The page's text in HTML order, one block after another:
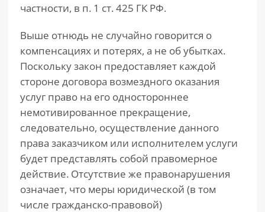
частности, в п. 1 ст. 425 ГК РФ.
Выше отнюдь не случайно говорится о
компенсациях и потерях, а не об убытках.
Поскольку закон предоставляет каждой
стороне договора возмездного оказания
услуг право на его одностороннее
немотивированное прекращение,
следовательно, осуществление данного
права заказчиком или исполнителем услуги
будет представлять собой правомерное
действие. Отсутствие же правонарушения
означает, что меры юридической (в том
числе гражданско-правовой)